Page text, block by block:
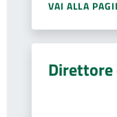
VAI ALLA